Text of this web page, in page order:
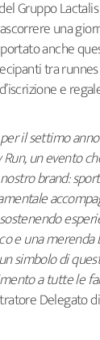
Gruppo
una
anche
tra
e
il settimo
un evento
brand:
e una
simbolo di
a tutte le
Delegato di